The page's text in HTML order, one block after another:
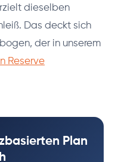
dieselben
Das deckt sich
der in unserem
Reserve
Plan